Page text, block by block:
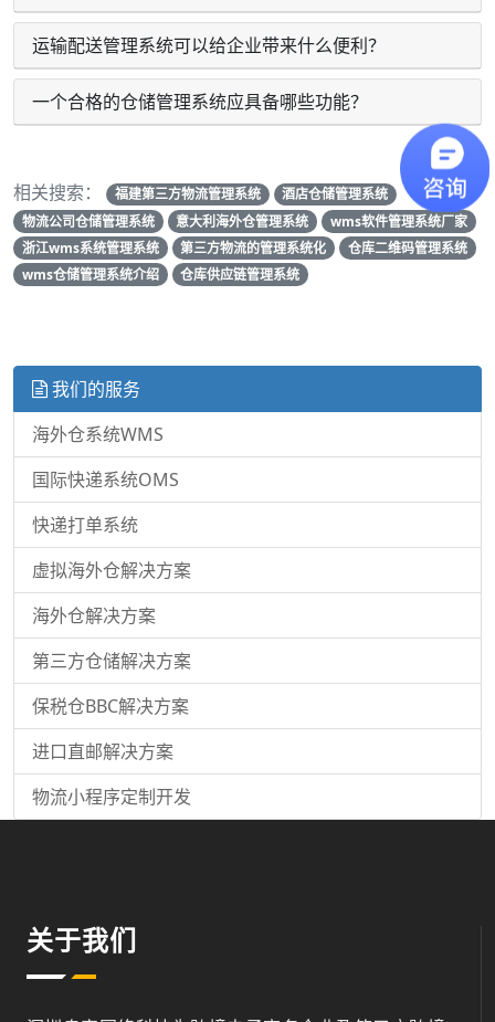
运输配送管理系统可以给企业带来什么便利？
一个合格的仓储管理系统应具备哪些功能？
相关搜索： 福建第三方物流管理系统
酒店仓储管理系统
物流公司仓储管理系统
意大利海外仓管理系统
wms软件管理系统厂家
浙江wms系统管理系统
第三方物流的管理系统化
仓库二维码管理系统
wms仓储管理系统介绍
仓库供应链管理系统
我们的服务
海外仓系统WMS
国际快递系统OMS
快递打单系统
虚拟海外仓解决方案
海外仓解决方案
第三方仓储解决方案
保税仓BBC解决方案
进口直邮解决方案
物流小程序定制开发
关于我们